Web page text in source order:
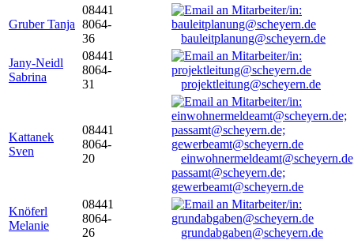
Gruber Tanja
08441
8064-
36
bauleitplanung@scheyern.de
Jany-Neidl
Sabrina
08441
8064-
31
projektleitung@scheyern.de
Kattanek
Sven
08441
8064-
20
passamt@scheyern.de;
gewerbeamt@scheyern.de
Knöferl
Melanie
08441
8064-
26
grundabgaben@scheyern.de